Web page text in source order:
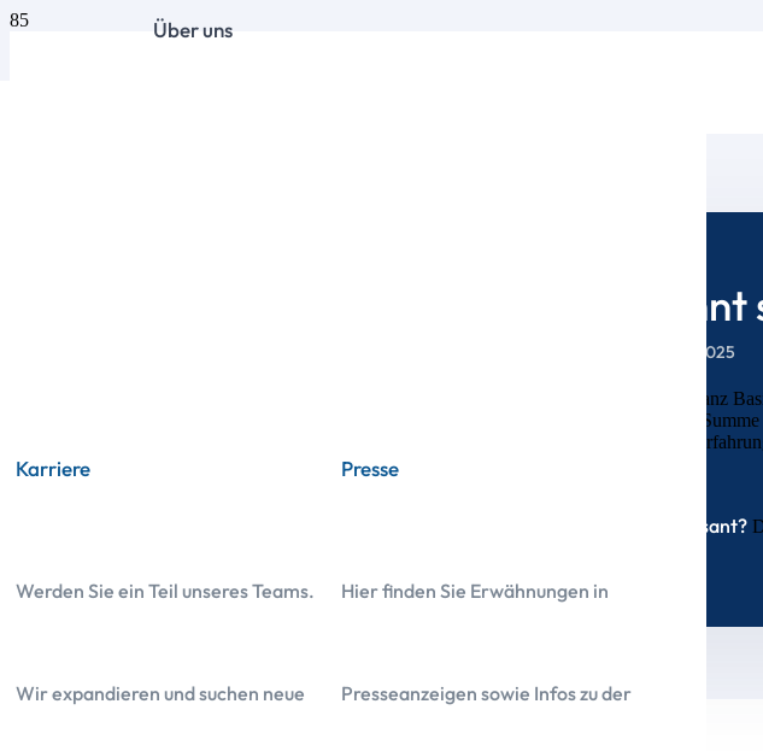
Über uns
Karriere
Werden Sie ein Teil unseres Teams.
Wir expandieren und suchen neue
Presse
Hier finden Sie Erwähnungen in
Presseanzeigen sowie Infos zu der
28. Juli 2025
Der Allianz
Welche
unsere
Interessant?